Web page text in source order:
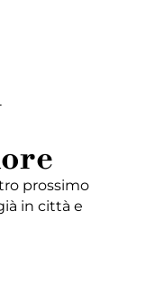
prossimo
in città e